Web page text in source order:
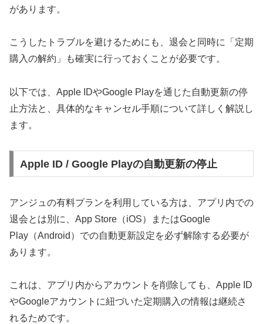
があります。
こうしたトラブルを避けるためにも、退会と同時に「定期
購入の解約」も確実に行っておくことが必要です。
以下では、Apple IDやGoogle Playを通じた自動更新の停
止方法と、具体的なキャンセル手順について詳しく解説し
ます。
Apple ID / Google Playの自動更新の停止
アンジュの有料プランを利用している方は、アプリ内での
退会とは別に、App Store（iOS）またはGoogle
Play（Android）での自動更新設定を必ず解除する必要が
あります。
これは、アプリ内からアカウントを削除しても、Apple ID
やGoogleアカウントに紐づいた定期購入の情報は継続さ
れるためです。